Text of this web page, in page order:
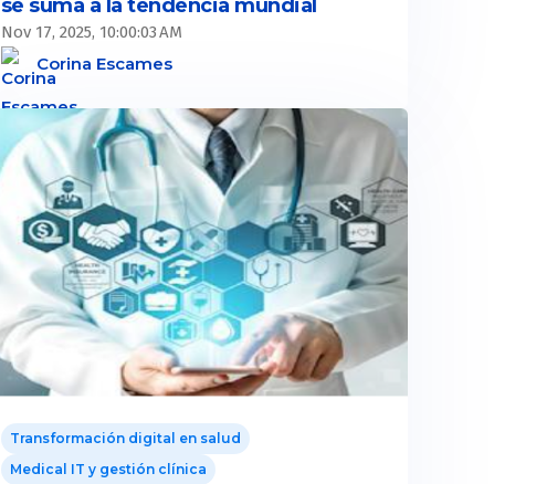
se suma a la tendencia mundial
Nov 17, 2025, 10:00:03 AM
Corina Escames
Transformación digital en salud
Medical IT y gestión clínica